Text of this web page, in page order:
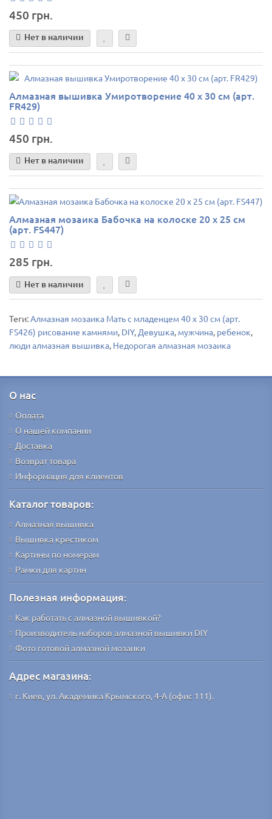
450 грн.
Нет в наличии
Алмазная вышивка Умиротворение 40 х 30 см (арт.
FR429)
450 грн.
Нет в наличии
Алмазная мозаика Бабочка на колоске 20 х 25 см
(арт. FS447)
285 грн.
Нет в наличии
Теги:Алмазная мозаика Мать с младенцем 40 х 30 см (арт.
FS426) рисование камнями, DIY, Девушка, мужчина, ребенок,
люди алмазная вышивка, Недорогая алмазная мозаика
О нас
Оплата
О нашей компании
Доставка
Возврат товара
Информация для клиентов
Каталог товаров:
Алмазная вышивка
Вышивка крестиком
Картины по номерам
Рамки для картин
Полезная информация:
Как работать с алмазной вышивкой?
Производитель наборов алмазной вышивки DIY
Фото готовой алмазной мозаики
Адрес магазина:
г. Киев, ул. Академика Крымского, 4-А (офис 111).